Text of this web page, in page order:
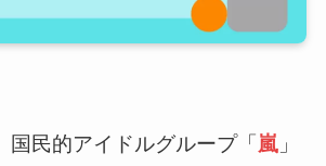
国民的アイドルグループ「嵐」